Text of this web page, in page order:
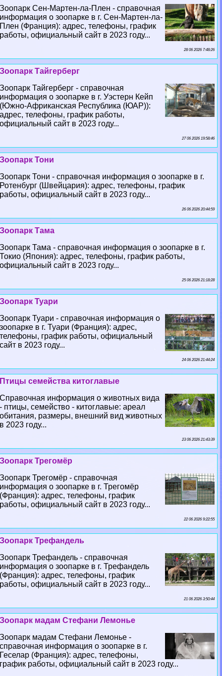
Зоопарк Сен-Мартен-ла-Плен - справочная
информация о зоопарке в г. Сен-Мартен-ла-
Плен (Франция): адрес, телефоны, график
работы, официальный сайт в 2023 году...
28 06 2026 7:48:26
Зоопарк Тайгерберг
Зоопарк Тайгерберг - справочная
информация о зоопарке в г. Уэстерн Кейп
(Южно-Африканская Республика (ЮАР)):
адрес, телефоны, график работы,
официальный сайт в 2023 году...
27 06 2026 19:58:46
Зоопарк Тони
Зоопарк Тони - справочная информация о зоопарке в г.
Ротенбург (Швейцария): адрес, телефоны, график
работы, официальный сайт в 2023 году...
26 06 2026 20:44:59
Зоопарк Тама
Зоопарк Тама - справочная информация о зоопарке в г.
Токио (Япония): адрес, телефоны, график работы,
официальный сайт в 2023 году...
25 06 2026 21:18:28
Зоопарк Туари
Зоопарк Туари - справочная информация о
зоопарке в г. Туари (Франция): адрес,
телефоны, график работы, официальный
сайт в 2023 году...
24 06 2026 21:44:24
Птицы семейства китоглавые
Справочная информация о животных вида
- птицы, семейство - китоглавые: ареал
обитания, размеры, внешний вид животных
в 2023 году...
23 06 2026 21:43:39
Зоопарк Трегомёр
Зоопарк Трегомёр - справочная
информация о зоопарке в г. Трегомёр
(Франция): адрес, телефоны, график
работы, официальный сайт в 2023 году...
22 06 2026 9:22:55
Зоопарк Трефандель
Зоопарк Трефандель - справочная
информация о зоопарке в г. Трефандель
(Франция): адрес, телефоны, график
работы, официальный сайт в 2023 году...
21 06 2026 3:50:44
Зоопарк мадам Стефани Лемонье
Зоопарк мадам Стефани Лемонье -
справочная информация о зоопарке в г.
Геселар (Франция): адрес, телефоны,
график работы, официальный сайт в 2023 году...